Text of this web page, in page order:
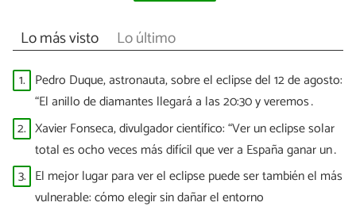
Lo más visto Lo último
1. Pedro Duque, astronauta, sobre el eclipse del 12 de agosto:
“El anillo de diamantes llegará a las 20:30 y veremos
puntitos brillantes”
2. Xavier Fonseca, divulgador científico: “Ver un eclipse solar
total es ocho veces más difícil que ver a España ganar un
Mundial”
3. El mejor lugar para ver el eclipse puede ser también el más
vulnerable: cómo elegir sin dañar el entorno